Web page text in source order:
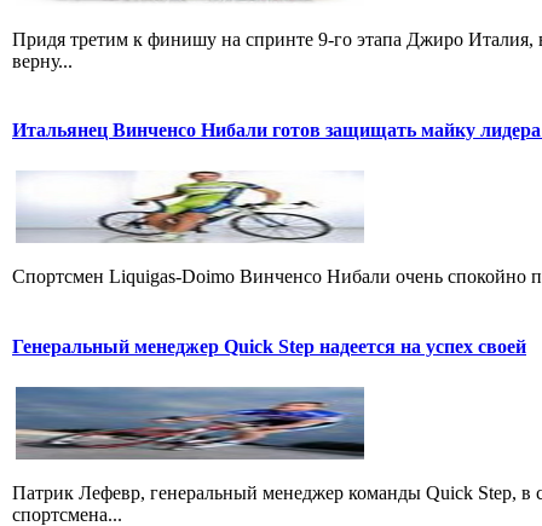
Придя третим к финишу на спринте 9-го этапа Джиро
верну...
Итальянец Винченсо Нибали готов защищать майку
Cпортсмен Liquigas-Doimo Винченсо Нибали очень спокойно
Генеральный менеджер Quick Step надеется на успех своей
Патрик Лефевр, генеральный менеджер команды Quick Step, в
спортсмена...